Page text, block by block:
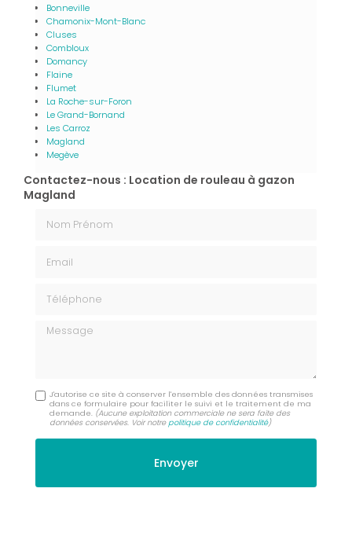
Bonneville
Chamonix-Mont-Blanc
Cluses
Combloux
Domancy
Flaine
Flumet
La Roche-sur-Foron
Le Grand-Bornand
Les Carroz
Magland
Megève
Contactez-nous : Location de rouleau à gazon
Magland
Message
J'autorise ce site à conserver l'ensemble des données transmises
dans ce formulaire pour faciliter le suivi et le traitement de ma
demande. (Aucune exploitation commerciale ne sera faite des
données conservées. Voir notrepolitique de confidentialité)